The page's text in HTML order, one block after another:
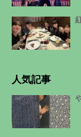
人気記事